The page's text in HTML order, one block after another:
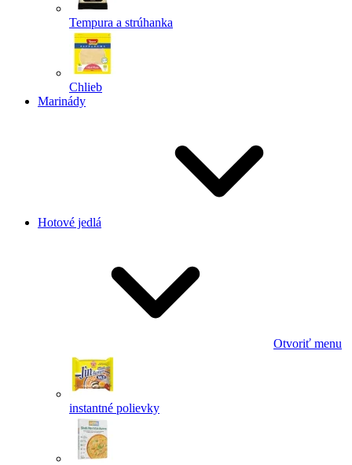
Tempura a strúhanka
Chlieb
Marinády
Hotové jedlá
Otvoriť menu
instantné polievky